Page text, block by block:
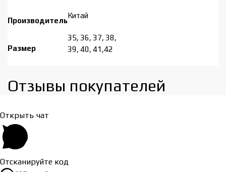
Производитель
Китай
Размер
35, 36, 37, 38,
39, 40, 41,42
Отзывы покупателей​
Открыть чат
Отсканируйте код